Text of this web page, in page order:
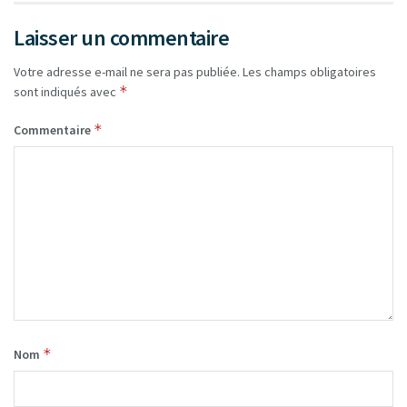
Laisser un commentaire
Votre adresse e-mail ne sera pas publiée. Les champs obligatoires
sont indiqués avec *
Commentaire *
Nom *